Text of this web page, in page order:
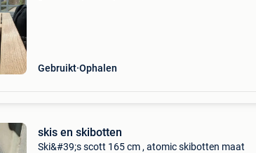
Gebruikt Ophalen
skis en skibotten
Ski&#39;s scott 165 cm , atomic skibotten maat